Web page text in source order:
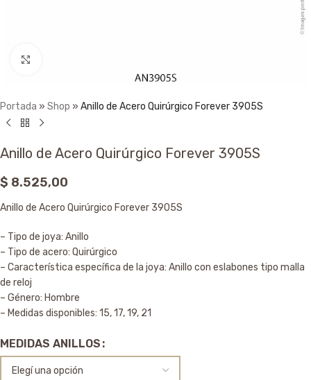
Portada » Shop » Anillo de Acero Quirúrgico Forever 3905S
Anillo de Acero Quirúrgico Forever 3905S
$ 8.525,00
Anillo de Acero Quirúrgico Forever 3905S
– Tipo de joya: Anillo
– Tipo de acero: Quirúrgico
– Característica específica de la joya: Anillo con eslabones tipo malla
de reloj
– Género: Hombre
– Medidas disponibles: 15, 17, 19, 21
MEDIDAS ANILLOS